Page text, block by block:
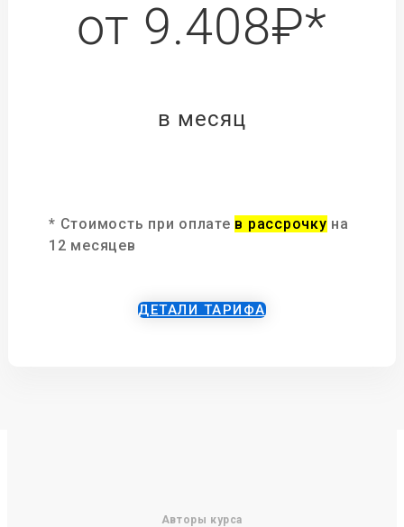
от 9.408₽*
в месяц
* Стоимость при оплате в рассрочку на
12 месяцев
ДЕТАЛИ ТАРИФА
Авторы курса